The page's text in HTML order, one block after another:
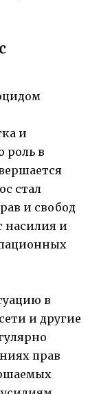
и
роль в
стал
и свобод
насилия и
в
и другие
прав